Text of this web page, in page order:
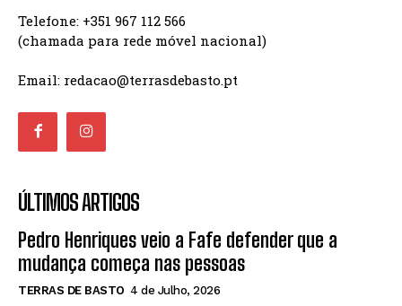
Telefone: +351 967 112 566
(chamada para rede móvel nacional)
Email: redacao@terrasdebasto.pt
ÚLTIMOS ARTIGOS
Pedro Henriques veio a Fafe defender que a
mudança começa nas pessoas
TERRAS DE BASTO 4 de Julho, 2026